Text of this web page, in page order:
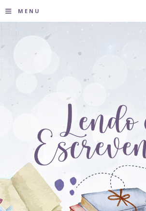
≡ MENU